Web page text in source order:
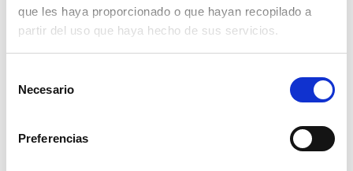
que les haya proporcionado o que hayan recopilado a
partir del uso que haya hecho de sus servicios.
Necesario
Preferencias